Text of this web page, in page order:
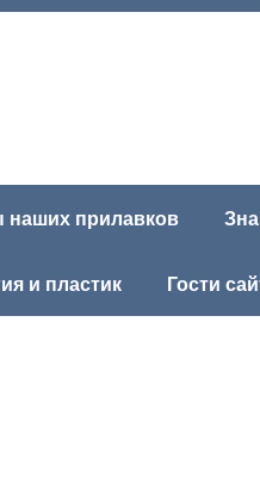
прилавков
и пластик Гости